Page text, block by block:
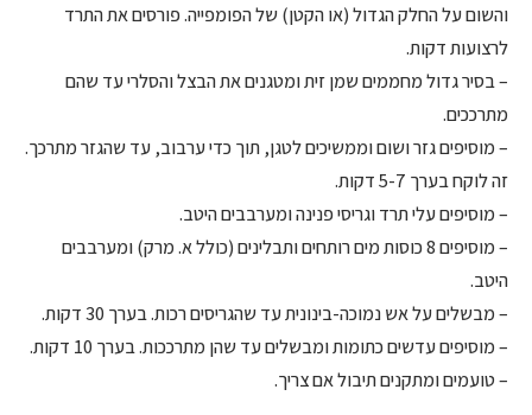
והשום על החלק הגדול (או הקטן) של הפומפייה. פורסים את התרד
לרצועות דקות.
– בסיר גדול מחממים שמן זית ומטגנים את הבצל והסלרי עד שהם
מתרככים.
– מוסיפים גזר ושום וממשיכים לטגן, תוך כדי ערבוב, עד שהגזר מתרכך.
זה לוקח בערך 5-7 דקות.
– מוסיפים עלי תרד וגריסי פנינה ומערבבים היטב.
– מוסיפים 8 כוסות מים רותחים ותבלינים (כולל א. מרק) ומערבבים
היטב.
– מבשלים על אש נמוכה-בינונית עד שהגריסים רכות. בערך 30 דקות.
– מוסיפים עדשים כתומות ומבשלים עד שהן מתרככות. בערך 10 דקות.
– טועמים ומתקנים תיבול אם צריך.